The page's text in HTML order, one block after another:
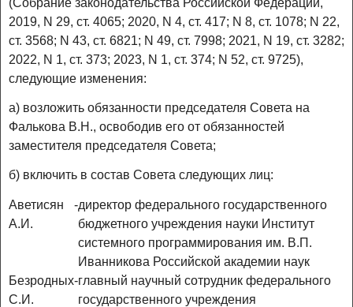
(Собрание законодательства Российской Федерации,
2019, N 29, ст. 4065; 2020, N 4, ст. 417; N 8, ст. 1078; N 22,
ст. 3568; N 43, ст. 6821; N 49, ст. 7998; 2021, N 19, ст. 3282;
2022, N 1, ст. 373; 2023, N 1, ст. 374; N 52, ст. 9725),
следующие изменения:
а) возложить обязанности председателя Совета на
Фалькова В.Н., освободив его от обязанностей
заместителя председателя Совета;
б) включить в состав Совета следующих лиц:
Аветисян
А.И.
-директор федерального государственного
бюджетного учреждения науки Институт
системного программирования им. В.П.
Иванникова Российской академии наук
Безродных
С.И.
-главный научный сотрудник федерального
государственного учреждения